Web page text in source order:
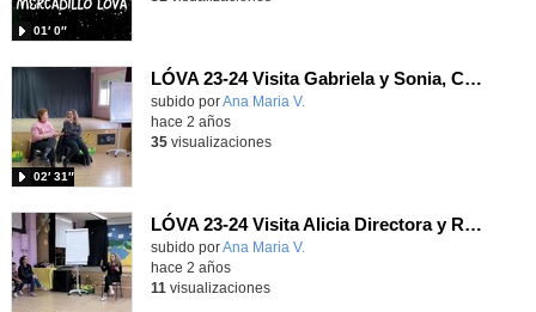
01′ 0″
LÓVA 23-24 Visita Gabriela y Sonia, Caracterización y vestuario
Contenido educativo.
subido porAna Maria V.
02′ 31″
hace 2 años
35visualizaciones
LÓVA 23-24 Visita Alicia Directora y RRPP
Contenido educativo.
subido porAna Maria V.
hace 2 años
11 visualizaciones